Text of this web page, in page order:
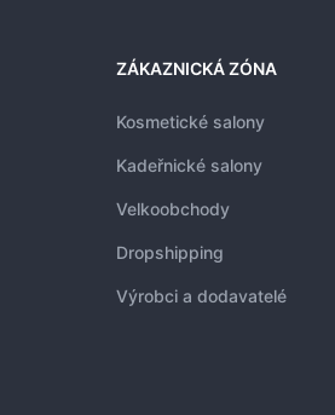
ZÁKAZNICKÁ ZÓNA
Kosmetické salony
Kadeřnické salony
Velkoobchody
Dropshipping
Výrobci a dodavatelé